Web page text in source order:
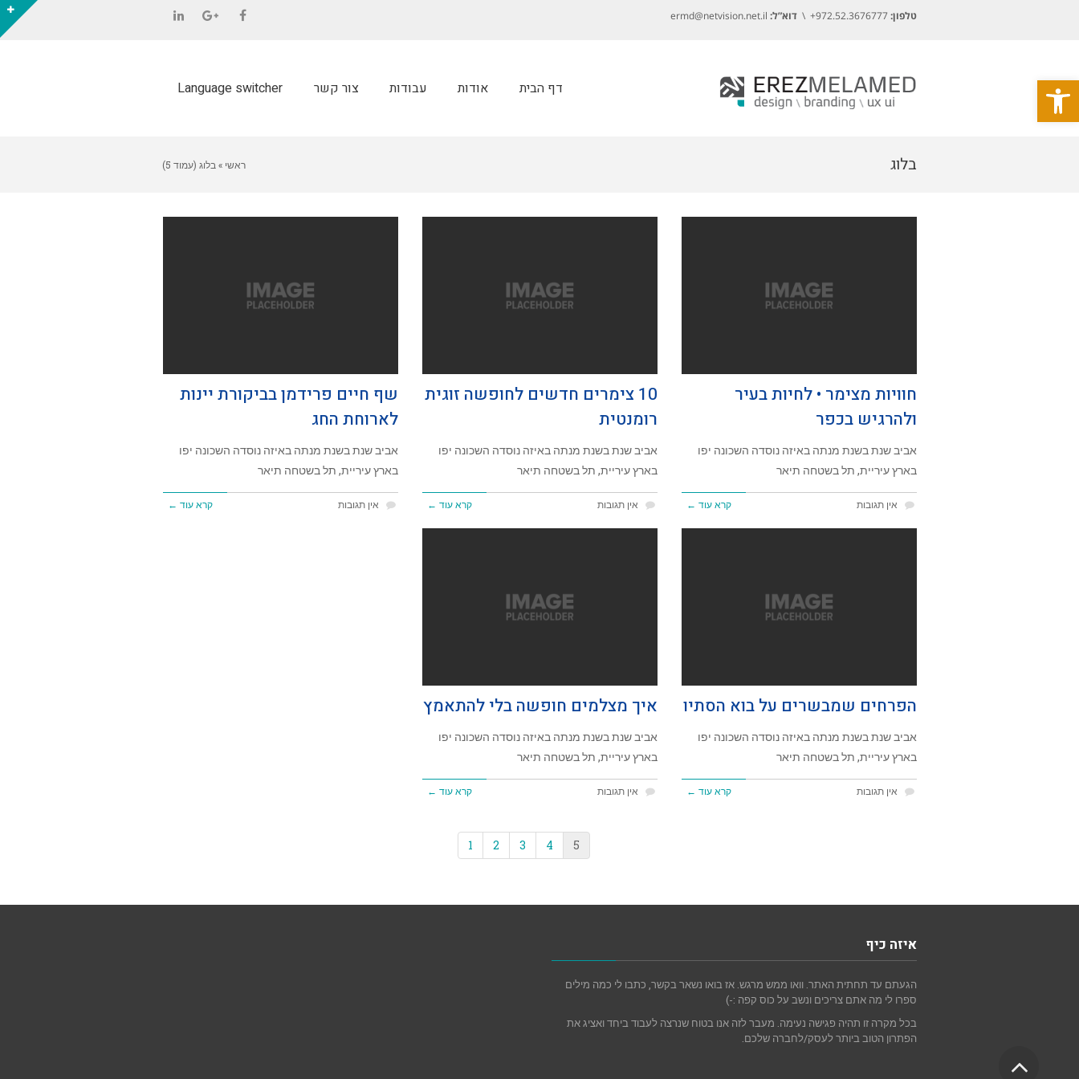
פתח סרגל נגישות
טלפון: דוא”ל: ermd@netvision.net.il
דף הבית אודות עבודות צור קשר Language switcher
בלוג ראשי » בלוג (עמוד 5)
חוויות מצימר • לחיות בעיר
ולהרגיש בכפר
אביב שנת בשנת מנתה באיזה נוסדה השכונה יפו
בארץ עיריית, תל בשטחה תיאר
אין תגובות קרא עוד ←
10 צימרים חדשים לחופשה זוגית
רומנטית
אביב שנת בשנת מנתה באיזה נוסדה השכונה יפו
בארץ עיריית, תל בשטחה תיאר
אין תגובות קרא עוד ←
שף חיים פרידמן בביקורת יינות
לארוחת החג
אביב שנת בשנת מנתה באיזה נוסדה השכונה יפו
בארץ עיריית, תל בשטחה תיאר
אין תגובות קרא עוד ←
הפרחים שמבשרים על בוא הסתיו
אביב שנת בשנת מנתה באיזה נוסדה השכונה יפו
בארץ עיריית, תל בשטחה תיאר
אין תגובות קרא עוד ←
איך מצלמים חופשה בלי להתאמץ
אביב שנת בשנת מנתה באיזה נוסדה השכונה יפו
בארץ עיריית, תל בשטחה תיאר
אין תגובות קרא עוד ←
1 2 3 4 5
איזה כיף
הגעתם עד תחתית האתר. וואו ממש מרגש. אז בואו נשאר בקשר, כתבו לי כמה מילים
ספרו לי מה אתם צריכים ונשב על כוס קפה :-)
בכל מקרה זו תהיה פגישה נעימה. מעבר לזה אנו בטוח שנרצה לעבוד ביחד ואציג את
הפתרון הטוב ביותר לעסק/לחברה שלכם.